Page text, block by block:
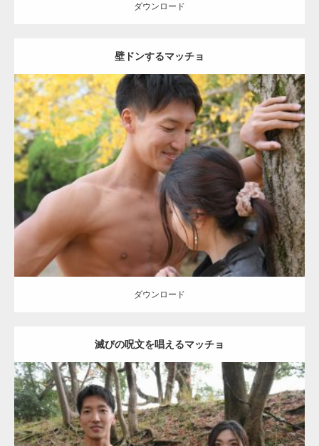
ダウンロード
壁ドンするマッチョ
Update: 2021.07.8
Category:公園のマッチョ その他 AKIHITO(細マッチョ) 大胸筋 肩 腹
筋
ダウンロード
滅びの呪文を唱えるマッチョ
Update:2021.07.8
【YouTube】マッチョフリー素材メンバーが
ギネス世界記録…
【TV】TBS番組「ひるおび」にてマッスルプ
ラスが紹介されま…
TOKYO FMラジオ番組「ONE MORNING」